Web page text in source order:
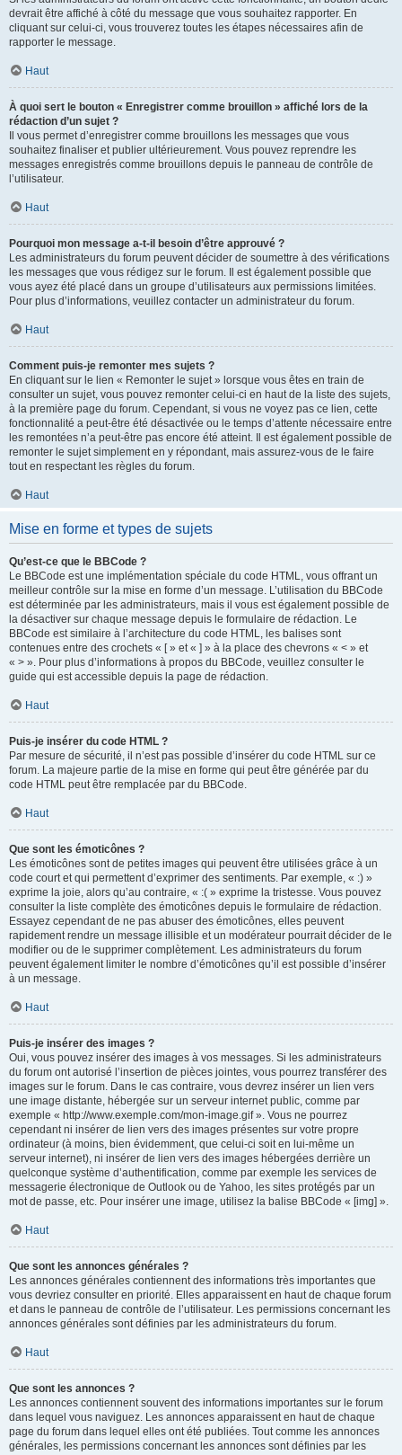
devrait être affiché à côté du message que vous souhaitez rapporter. En
cliquant sur celui-ci, vous trouverez toutes les étapes nécessaires afin de
rapporter le message.
Haut
À quoi sert le bouton « Enregistrer comme brouillon » affiché lors de la
rédaction d’un sujet ?
Il vous permet d’enregistrer comme brouillons les messages que vous
souhaitez finaliser et publier ultérieurement. Vous pouvez reprendre les
messages enregistrés comme brouillons depuis le panneau de contrôle de
l’utilisateur.
Haut
Pourquoi mon message a-t-il besoin d’être approuvé ?
Les administrateurs du forum peuvent décider de soumettre à des vérifications
les messages que vous rédigez sur le forum. Il est également possible que
vous ayez été placé dans un groupe d’utilisateurs aux permissions limitées.
Pour plus d’informations, veuillez contacter un administrateur du forum.
Haut
Comment puis-je remonter mes sujets ?
En cliquant sur le lien « Remonter le sujet » lorsque vous êtes en train de
consulter un sujet, vous pouvez remonter celui-ci en haut de la liste des sujets,
à la première page du forum. Cependant, si vous ne voyez pas ce lien, cette
fonctionnalité a peut-être été désactivée ou le temps d’attente nécessaire entre
les remontées n’a peut-être pas encore été atteint. Il est également possible de
remonter le sujet simplement en y répondant, mais assurez-vous de le faire
tout en respectant les règles du forum.
Haut
Mise en forme et types de sujets
Qu’est-ce que le BBCode ?
Le BBCode est une implémentation spéciale du code HTML, vous offrant un
meilleur contrôle sur la mise en forme d’un message. L’utilisation du BBCode
est déterminée par les administrateurs, mais il vous est également possible de
la désactiver sur chaque message depuis le formulaire de rédaction. Le
BBCode est similaire à l’architecture du code HTML, les balises sont
contenues entre des crochets « [ » et « ] » à la place des chevrons « < » et
« > ». Pour plus d’informations à propos du BBCode, veuillez consulter le
guide qui est accessible depuis la page de rédaction.
Haut
Puis-je insérer du code HTML ?
Par mesure de sécurité, il n’est pas possible d’insérer du code HTML sur ce
forum. La majeure partie de la mise en forme qui peut être générée par du
code HTML peut être remplacée par du BBCode.
Haut
Que sont les émoticônes ?
Les émoticônes sont de petites images qui peuvent être utilisées grâce à un
code court et qui permettent d’exprimer des sentiments. Par exemple, « :) »
exprime la joie, alors qu’au contraire, « :( » exprime la tristesse. Vous pouvez
consulter la liste complète des émoticônes depuis le formulaire de rédaction.
Essayez cependant de ne pas abuser des émoticônes, elles peuvent
rapidement rendre un message illisible et un modérateur pourrait décider de le
modifier ou de le supprimer complètement. Les administrateurs du forum
peuvent également limiter le nombre d’émoticônes qu’il est possible d’insérer
à un message.
Haut
Puis-je insérer des images ?
Oui, vous pouvez insérer des images à vos messages. Si les administrateurs
du forum ont autorisé l’insertion de pièces jointes, vous pourrez transférer des
images sur le forum. Dans le cas contraire, vous devrez insérer un lien vers
une image distante, hébergée sur un serveur internet public, comme par
exemple « http://www.exemple.com/mon-image.gif ». Vous ne pourrez
cependant ni insérer de lien vers des images présentes sur votre propre
ordinateur (à moins, bien évidemment, que celui-ci soit en lui-même un
serveur internet), ni insérer de lien vers des images hébergées derrière un
quelconque système d’authentification, comme par exemple les services de
messagerie électronique de Outlook ou de Yahoo, les sites protégés par un
mot de passe, etc. Pour insérer une image, utilisez la balise BBCode « [img] ».
Haut
Que sont les annonces générales ?
Les annonces générales contiennent des informations très importantes que
vous devriez consulter en priorité. Elles apparaissent en haut de chaque forum
et dans le panneau de contrôle de l’utilisateur. Les permissions concernant les
annonces générales sont définies par les administrateurs du forum.
Haut
Que sont les annonces ?
Les annonces contiennent souvent des informations importantes sur le forum
dans lequel vous naviguez. Les annonces apparaissent en haut de chaque
page du forum dans lequel elles ont été publiées. Tout comme les annonces
générales, les permissions concernant les annonces sont définies par les